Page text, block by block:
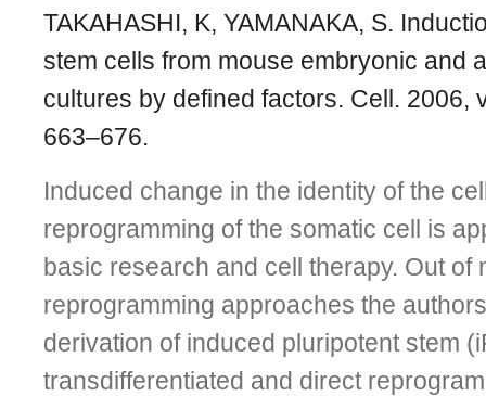
TAKAHASHI, K, YAMANAKA, S.
stem cells from mouse embryonic and
cultures by defined factors. Cell. 2006,
663–676.
Induced change in the identity of the
reprogramming of the somatic cell is
basic research and cell therapy. Out of
reprogramming approaches the
derivation of induced pluripotent stem
transdifferentiated and direct